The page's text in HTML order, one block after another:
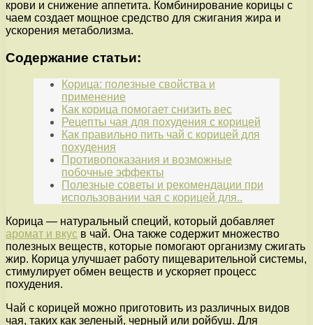
крови и снижение аппетита. Комбинирование корицы с
чаем создает мощное средство для сжигания жира и
ускорения метаболизма.
Содержание статьи:
Корица: полезные свойства и
применение
Как корица помогает снизить вес
Рецепты чая для похудения с корицей
Как правильно пить чай с корицей для
похудения
Противопоказания и возможные
побочные эффекты
Полезные советы и рекомендации при
использовании чая с корицей для..
Корица — натуральный специй, который добавляет
аромат и вкус в чай. Она также содержит множество
полезных веществ, которые помогают организму сжигать
жир. Корица улучшает работу пищеварительной системы,
стимулирует обмен веществ и ускоряет процесс
похудения.
Чай с корицей можно приготовить из различных видов
чая, таких как зеленый, черный или ройбуш. Для